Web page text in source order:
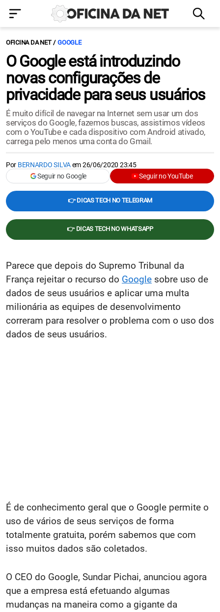
OFICINA DA NET GOOGLE
O Google está introduzindo
novas configurações de
privacidade para seus usuários
É muito difícil de navegar na Internet sem usar um dos
serviços do Google, fazemos buscas, assistimos vídeos
com o YouTube e cada dispositivo com Android ativado,
carrega pelo menos uma conta do Gmail.
Por BERNARDO SILVAem26/06/2020 23:45
Seguir no Google
Seguir no YouTube
👉 DICAS TECH NO TELEGRAM
👉 DICAS TECH NO WHATSAPP
Parece que depois do Supremo Tribunal da
França rejeitar o recurso do Google sobre uso de
dados de seus usuários e aplicar uma multa
milionária as equipes de desenvolvimento
correram para resolver o problema com o uso dos
dados de seus usuários.
É de conhecimento geral que o Google permite o
uso de vários de seus serviços de forma
totalmente gratuita, porém sabemos que com
isso muitos dados são coletados.
O CEO do Google, Sundar Pichai, anunciou agora
que a empresa está efetuando algumas
mudanças na maneira como a gigante da